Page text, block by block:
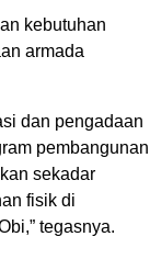
kebutuhan
armada
dan pengadaan
pembangunan
sekadar
fisik di
tegasnya.